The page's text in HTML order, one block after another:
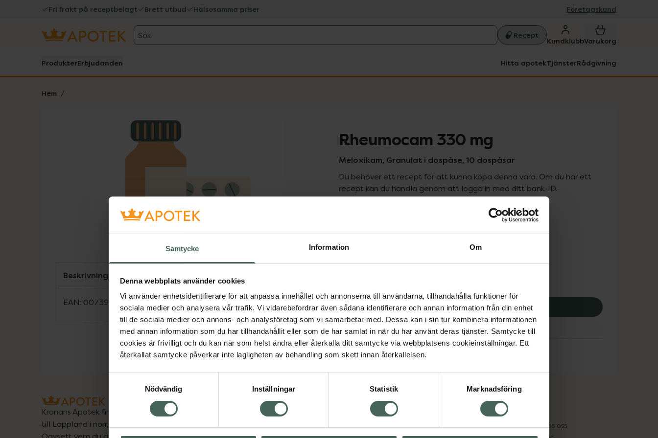
Samtycke Information Om
Denna webbplats använder cookies
Vi använder enhetsidentifierare för att anpassa innehållet och annonserna till användarna, tillhandahålla funktioner för
sociala medier och analysera vår trafik. Vi vidarebefordrar även sådana identifierare och annan information från din enhet
till de sociala medier och annons- och analysföretag som vi samarbetar med. Dessa kan i sin tur kombinera informationen
med annan information som du har tillhandahållit eller som de har samlat in när du har använt deras tjänster. Samtycke till
cookies är frivilligt och du kan när som helst ändra eller återkalla ditt samtycke via webbplatsens cookieinställningar. Ett
återkallat samtycke påverkar inte lagligheten av behandling som skett innan återkallelsen.
Nödvändig
Inställningar Statistik Marknadsföring
Fri frakt på receptbelagt Brett utbud Hälsosamma priser Företagskund
Sök Recept
KundklubbVarukorg
ProdukterErbjudanden Hitta apotekTjänsterRådgivning
Hem
Lista: . Innehåller 1 objekt. Rheumocam 330 mg
Meloxikam, Granulat i dospåse, 10 dospåsar
Du behöver ett recept för att kunna köpa denna vara. Om du har ett
recept kan du handla genom att logga in med ditt bank-ID.
Pris med recept
Högkostnadsskyddet gäller inte
340,23 kr
Köp via ditt recept
Aktuella erbjudanden
Beskrivning
EAN: 00739090027108
Kronans Apotek finns här för dig. Du hittar oss från Skåne i syd
till Lappland i norr, och online i mobilen och på datorn.
Oavsett vem du är så är det vårt uppdrag att hjälpa just dig
Om recept och läkemedel
Jobba hos oss